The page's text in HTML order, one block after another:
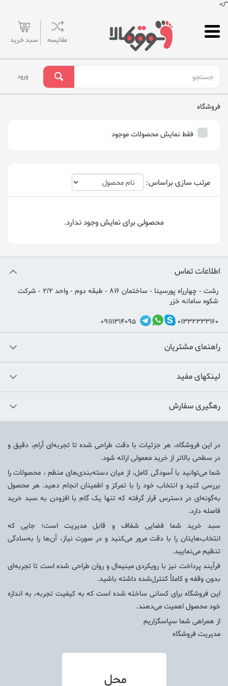
"/>
مقایسه سبد خرید
ورود
فروشگاه
فقط نمایش محصولات موجود
مرتب سازی براساس:
محصولی برای نمایش وجود ندارد.
اطلاعات تماس
رشت - چهارراه پورسینا - ساختمان 816 - طبقه دوم - واحد 2/2 - شرکت
شکوه سامانه خزر
01332333160
09111314095
راهنمای مشتریان
لینکهای مفید
رهگیری سفارش
در این فروشگاه، هر جزئیات با دقت طراحی شده تا تجربه‌ای آرام، دقیق و
در سطحی بالاتر از خرید معمولی ارائه شود.
شما می‌توانید با آسودگی کامل، از میان دسته‌بندی‌های منظم ، محصولات را
بررسی کنید و انتخاب خود را با تمرکز و اطمینان انجام دهید. هر محصول
به‌گونه‌ای در دسترس قرار گرفته که تنها یک گام با افزودن به سبد خرید
فاصله دارد.
سبد خرید شما فضایی شفاف و قابل مدیریت است؛ جایی که
انتخاب‌هایتان را با دقت مرور می‌کنید و در صورت نیاز، آن‌ها را به‌سادگی
تنظیم می‌نمایید.
فرآیند پرداخت نیز با رویکردی مینیمال و روان طراحی شده است تا تجربه‌ای
بدون وقفه و کاملاً کنترل‌شده داشته باشید.
این فروشگاه برای کسانی ساخته شده است که به کیفیت تجربه، به اندازه
خود محصول اهمیت می‌دهند.
از همراهی شما سپاسگزاریم
مدیریت فروشگاه